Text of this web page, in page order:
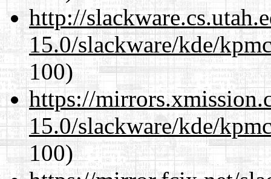
http://
15.0/slackware/kde/
100)
https://
15.0/slackware/kde/
100)